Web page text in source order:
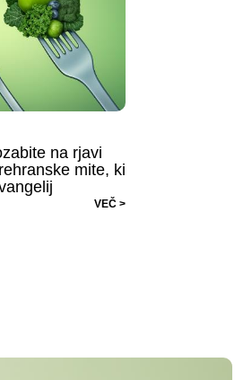
na rjavi
mite, ki
VEČ >